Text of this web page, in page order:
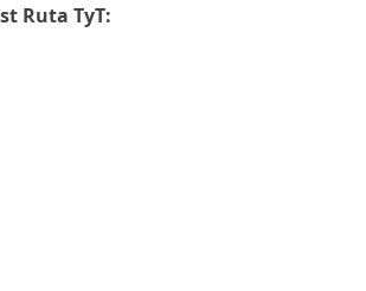
Ruta TyT: